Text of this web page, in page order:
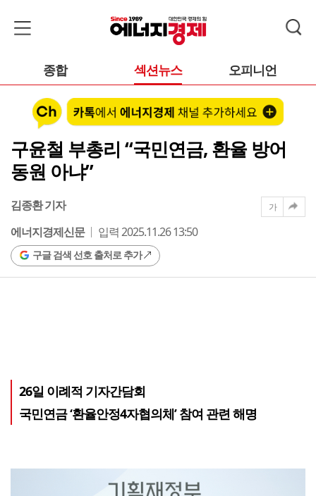
종합 섹션뉴스 오피니언
구윤철 부총리 “국민연금, 환율 방어
동원 아냐”
김종환 기자
에너지경제신문
입력 2025.11.26 13:50
구글 검색 선호 출처로 추가
가
26일 이례적 기자간담회
국민연금 ‘환율안정4자협의체’ 참여 관련 해명